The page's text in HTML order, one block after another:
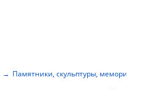
Памятники, скульптуры, мемориалы